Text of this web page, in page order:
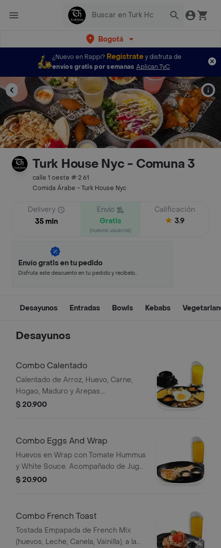
Bogotá
¿Nuevo en Rappi? Regístratey disfruta de
envíos gratis por semanas Aplican TyC
Turk House Nyc - Comuna 3
calle 1 oeste # 2 61
Comida Árabe - Turk House Nyc
Delivery
35 min
Envío
Gratis
(nuevos usuarios)
Calificación
3.9
Envío gratis en tu pedido
Disfruta este descuento en tu pedido y recíbelo
Desayunos Entradas Bowls Kebabs
Desayunos
Combo Calentado
Calentado de Arroz, Huevo, Carne,
Hogao, Maduro y Arepas.
Acompañado de Jugo o Fruta y Café
$ 20.900
Combo Eggs And Wrap
Huevos en Wrap con Tomate Hummus
y White Souce. Acompañado de Jugo
o Fruta y Café con Leche o Tinto.
$ 20.900
Combo French Toast
Tostada Empapada de French Mix
(huevos, Leche, Canela, Vainilla), a la